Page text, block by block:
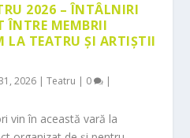
2026 – ÎNTÂLNIRI
ÎNTRE MEMBRII
LA TEATRU ȘI ARTIȘTII
2026 |Teatru | 0 |
vin în această vară la